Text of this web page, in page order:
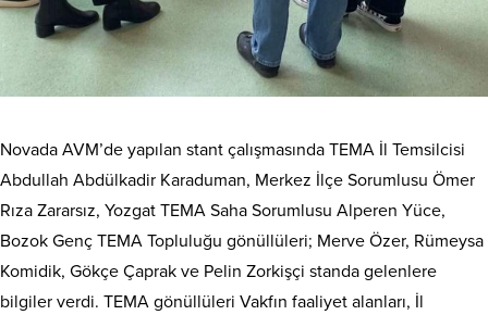
Novada AVM’de yapılan stant çalışmasında TEMA İl Temsilcisi
Abdullah Abdülkadir Karaduman, Merkez İlçe Sorumlusu Ömer
Rıza Zararsız, Yozgat TEMA Saha Sorumlusu Alperen Yüce,
Bozok Genç TEMA Topluluğu gönüllüleri; Merve Özer, Rümeysa
Komidik, Gökçe Çaprak ve Pelin Zorkişçi standa gelenlere
bilgiler verdi. TEMA gönüllüleri Vakfın faaliyet alanları, İl